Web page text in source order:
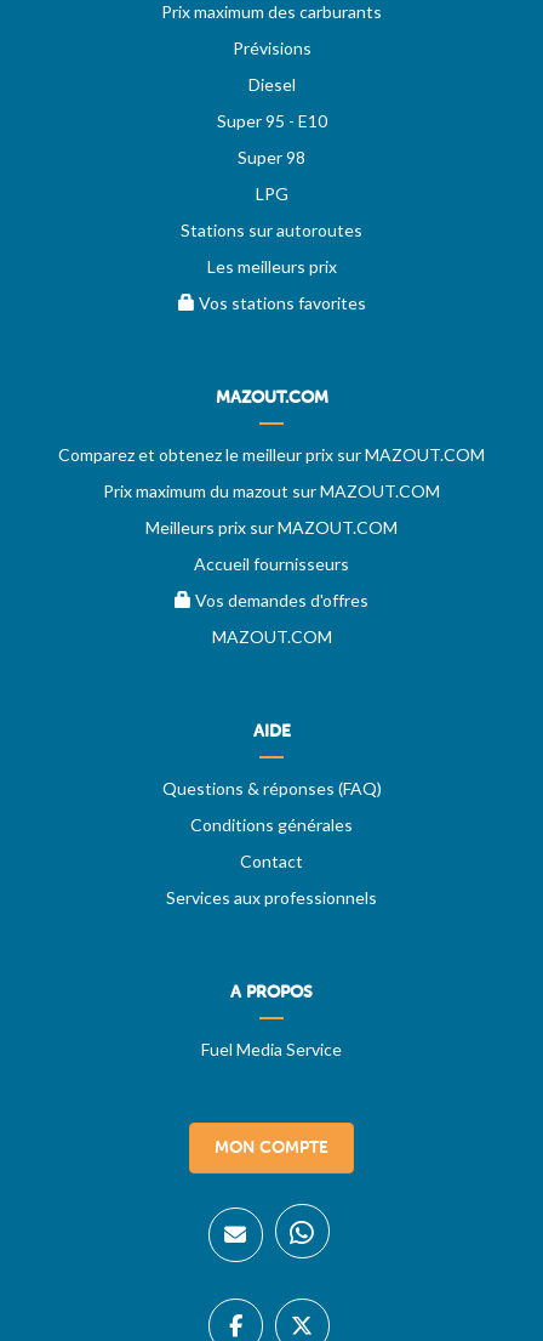
Prix maximum des carburants
Prévisions
Diesel
Super 95 - E10
Super 98
LPG
Stations sur autoroutes
Les meilleurs prix
Vos stations favorites
MAZOUT.COM
Comparez et obtenez le meilleur prix sur MAZOUT.COM
Prix maximum du mazout sur MAZOUT.COM
Meilleurs prix sur MAZOUT.COM
Accueil fournisseurs
Vos demandes d'offres
MAZOUT.COM
AIDE
Questions & réponses (FAQ)
Conditions générales
Contact
Services aux professionnels
A PROPOS
Fuel Media Service
MON COMPTE